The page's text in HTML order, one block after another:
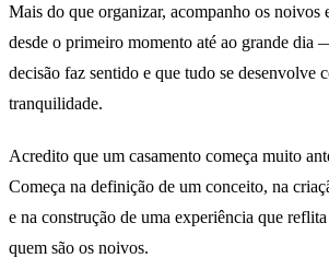
Mais do que organizar, acompanho os
desde o primeiro momento até ao grande dia
decisão faz sentido e que tudo se desenvolve
tranquilidade.
Acredito que um casamento começa muito
Começa na definição de um conceito, na
e na construção de uma experiência que
quem são os noivos.